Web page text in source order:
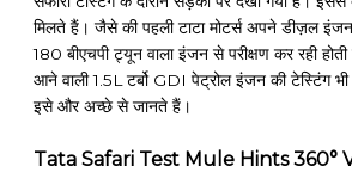
मिलते हैं। जैसे की पहली टाटा मोटर्स अपने डीज़ल
180 बीएचपी ट्यून वाला इंजन से परीक्षण कर रही
आने वाली 1.5L टर्बो GDI पेट्रोल इंजन की टेस्टिंग
इसे और अच्छे से जानते हैं।
Tata Safari Test Mule Hints 360°